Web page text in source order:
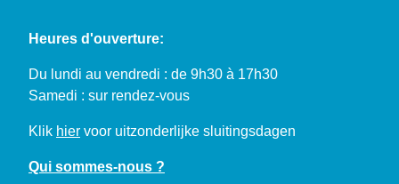
Heures d'ouverture:
Du lundi au vendredi : de 9h30 à 17h30
Samedi : sur rendez-vous
Klik hier voor uitzonderlijke sluitingsdagen
Qui sommes-nous ?